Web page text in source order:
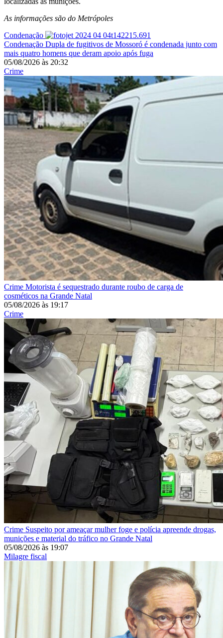
As informações são do Metrópoles
Condenação
Condenação Dupla de fugitivos de Mossoró é condenada junto com
mais quatro homens que deram apoio após fuga
05/08/2026 às 20:32
Crime
Crime Motorista é sequestrado durante roubo de carga de
cosméticos na Grande Natal
05/08/2026 às 19:17
Crime
Crime Suspeito por ameaçar mulher foge e polícia apreende drogas,
munições e material do tráfico no Grande Natal
05/08/2026 às 19:07
Milagre fiscal